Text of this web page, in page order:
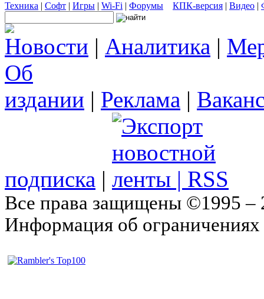
Техника | Софт | Игры | Wi-Fi | Форумы КПК-версия | Видео |
Новости | Аналитика |
Об
издании | Реклама |
подписка |
Все права защищены ©1995 –
Информация об